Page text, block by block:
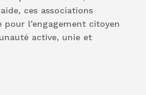
ces associations
l’engagement citoyen
active, unie et